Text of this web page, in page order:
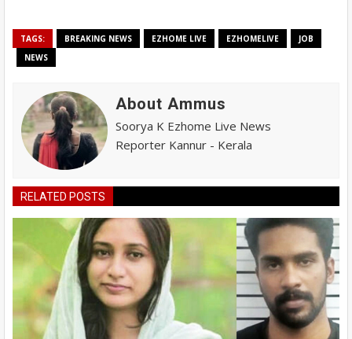
TAGS: BREAKING NEWS EZHOME LIVE EZHOMELIVE
JOB
NEWS
About Ammus
Soorya K Ezhome Live News
Reporter Kannur - Kerala
RELATED POSTS